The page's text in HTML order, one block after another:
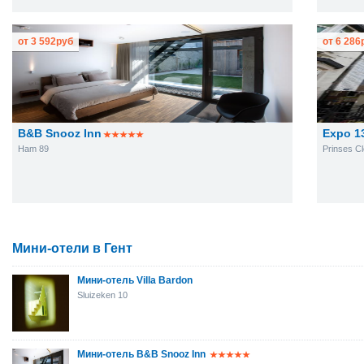
B&B Snooz Inn
Ham 89
от 3 592руб
Expo
Prinses
от 6 286
Мини-отели в Гент
Мини-отель Villa Bardon
Sluizeken 10
Мини-отель B&B Snooz Inn